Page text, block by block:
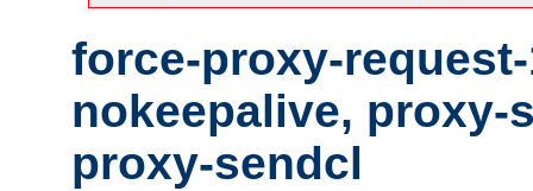
force-proxy-
nokeepalive, proxy-
proxy-sendcl